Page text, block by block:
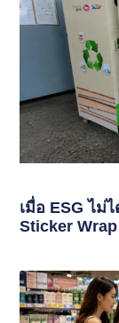
เมื่อ ESG ไม่
Sticker Wrap